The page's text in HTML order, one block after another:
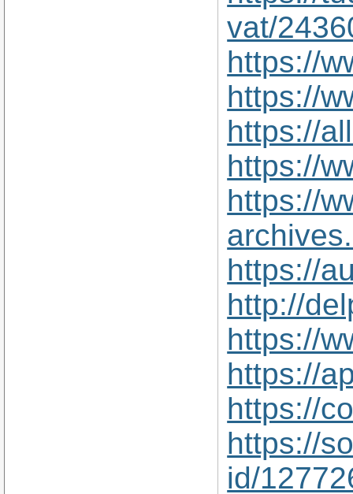
vat/
https://
https://
https://
https://
https://
https://
http://
https://
https://
https://
https://
id/